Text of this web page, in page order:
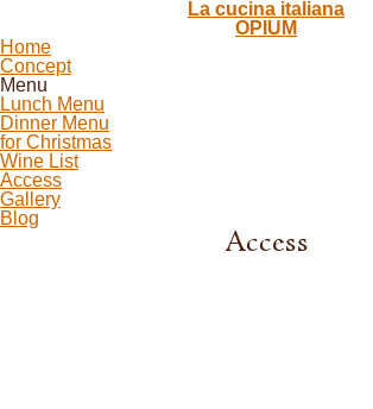
La cucina italiana
OPIUM
Home
Concept
Menu
Lunch Menu
Dinner Menu
for Christmas
Wine List
Access
Gallery
Blog
Access